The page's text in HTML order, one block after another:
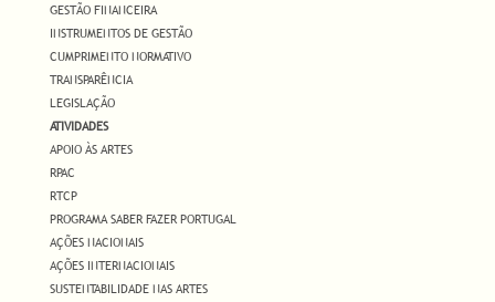
GESTÃO FINANCEIRA
INSTRUMENTOS DE GESTÃO
CUMPRIMENTO NORMATIVO
TRANSPARÊNCIA
LEGISLAÇÃO
ATIVIDADES
APOIO ÀS ARTES
RPAC
RTCP
PROGRAMA SABER FAZER PORTUGAL
AÇÕES NACIONAIS
AÇÕES INTERNACIONAIS
SUSTENTABILIDADE NAS ARTES